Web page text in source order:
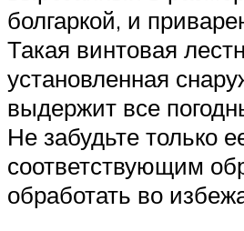
болгаркой, и
Такая винтовая
установленная
выдержит все
Не забудьте только
соответствующим
обработать во